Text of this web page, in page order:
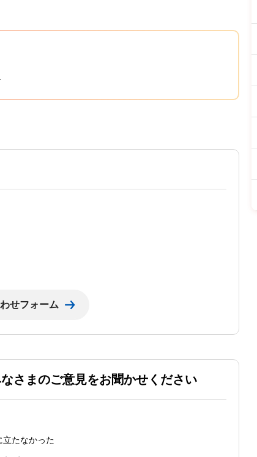
さまのご意見をお聞かせください
立たなかった